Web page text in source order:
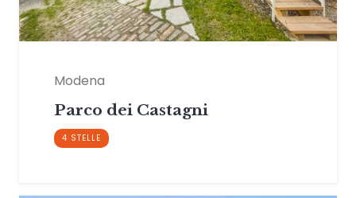
Modena
Parco dei Castagni
4 STELLE